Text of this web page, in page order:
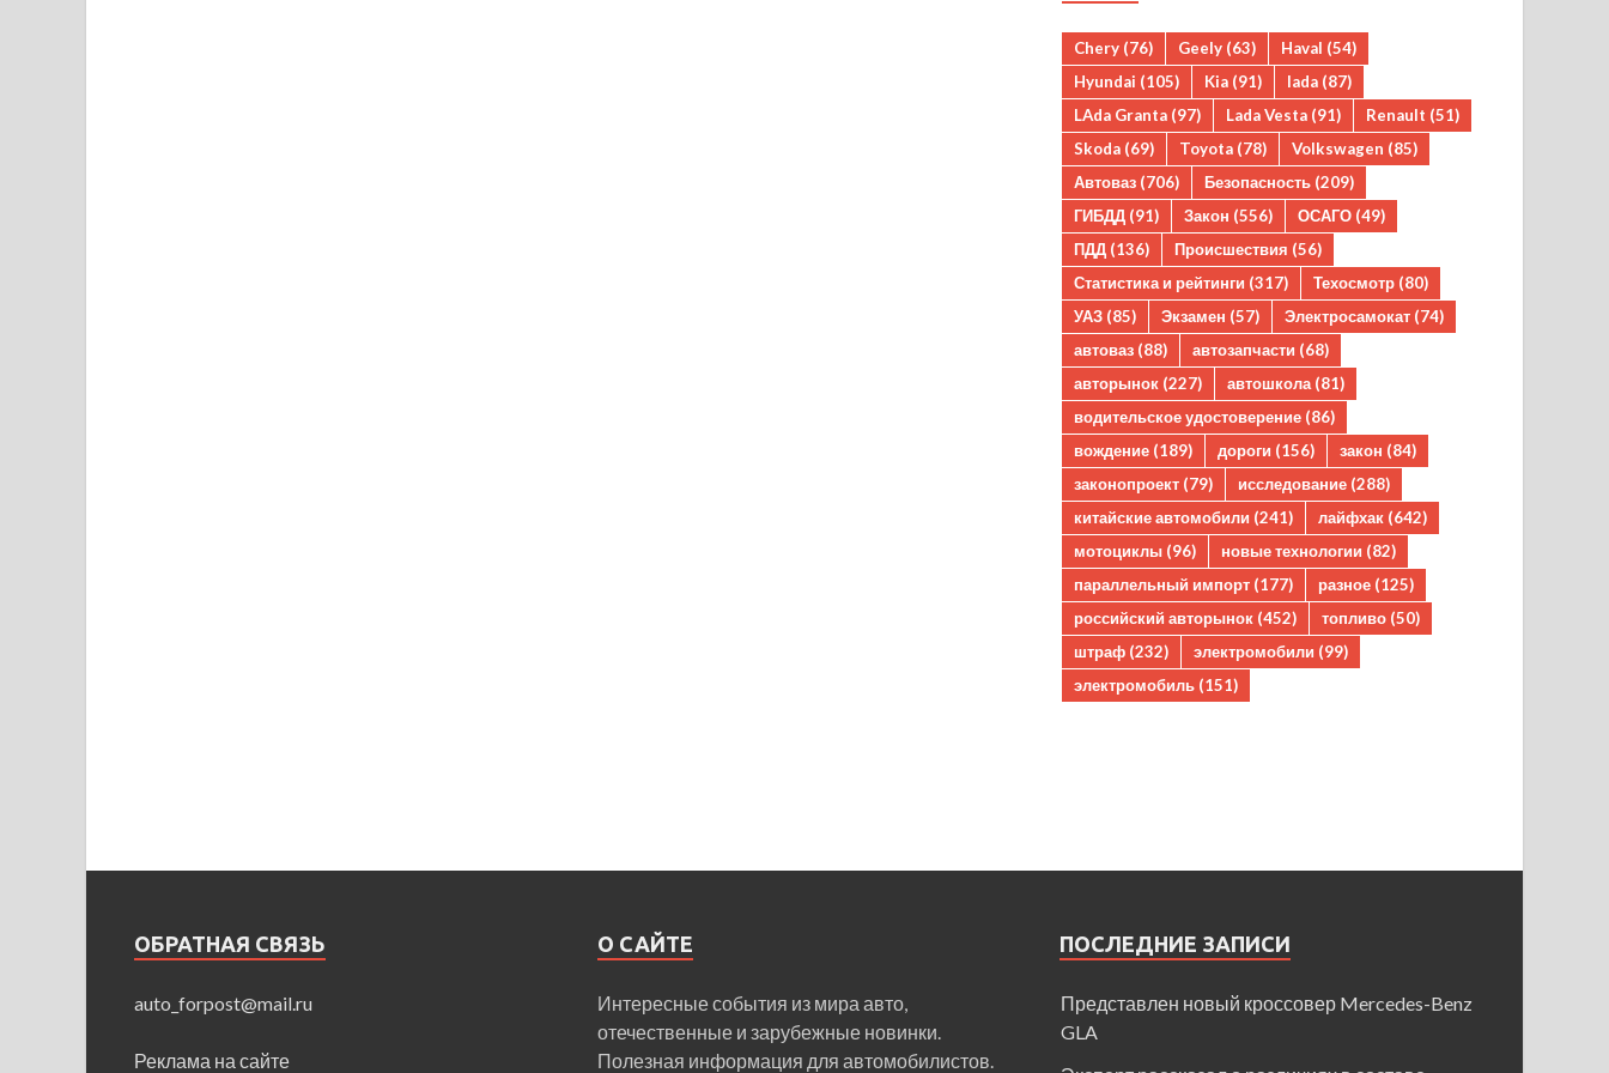
Chery (76) Geely (63) Haval (54)
Hyundai (105) Kia (91) lada (87)
LAda Granta (97) Lada Vesta (91) Renault (51)
Skoda (69) Toyota (78) Volkswagen (85)
Автоваз (706) Безопасность (209)
ГИБДД (91) Закон (556) ОСАГО (49)
ПДД (136) Происшествия (56)
Статистика и рейтинги (317) Техосмотр (80)
УАЗ (85) Экзамен (57) Электросамокат (74)
автоваз (88) автозапчасти (68)
авторынок (227) автошкола (81)
водительское удостоверение (86)
вождение (189) дороги (156) закон (84)
законопроект (79) исследование (288)
китайские автомобили (241) лайфхак (642)
мотоциклы (96) новые технологии (82)
параллельный импорт (177) разное (125)
российский авторынок (452) топливо (50)
штраф (232) электромобили (99)
электромобиль (151)
ОБРАТНАЯ СВЯЗЬ
auto_forpost@mail.ru
Реклама на сайте
О САЙТЕ
Интересные события из мира авто,
отечественные и зарубежные новинки.
Полезная информация для автомобилистов.
ПОСЛЕДНИЕ ЗАПИСИ
Представлен новый кроссовер Mercedes-Benz
GLA